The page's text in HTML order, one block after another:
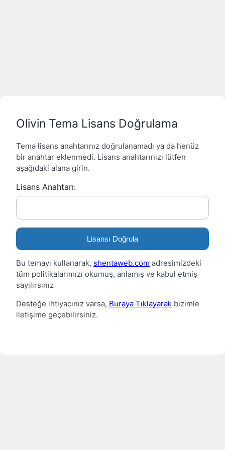
Olivin Tema Lisans Doğrulama
Tema lisans anahtarınız doğrulanamadı ya da henüz
bir anahtar eklenmedi. Lisans anahtarınızı lütfen
aşağıdaki alana girin.
Lisans Anahtarı:
Lisansı Doğrula
Bu temayı kullanarak, shentaweb.com adresimizdeki
tüm politikalarımızı okumuş, anlamış ve kabul etmiş
sayılırsınız
Desteğe ihtiyacınız varsa, Buraya Tıklayarak bizimle
iletişime geçebilirsiniz.